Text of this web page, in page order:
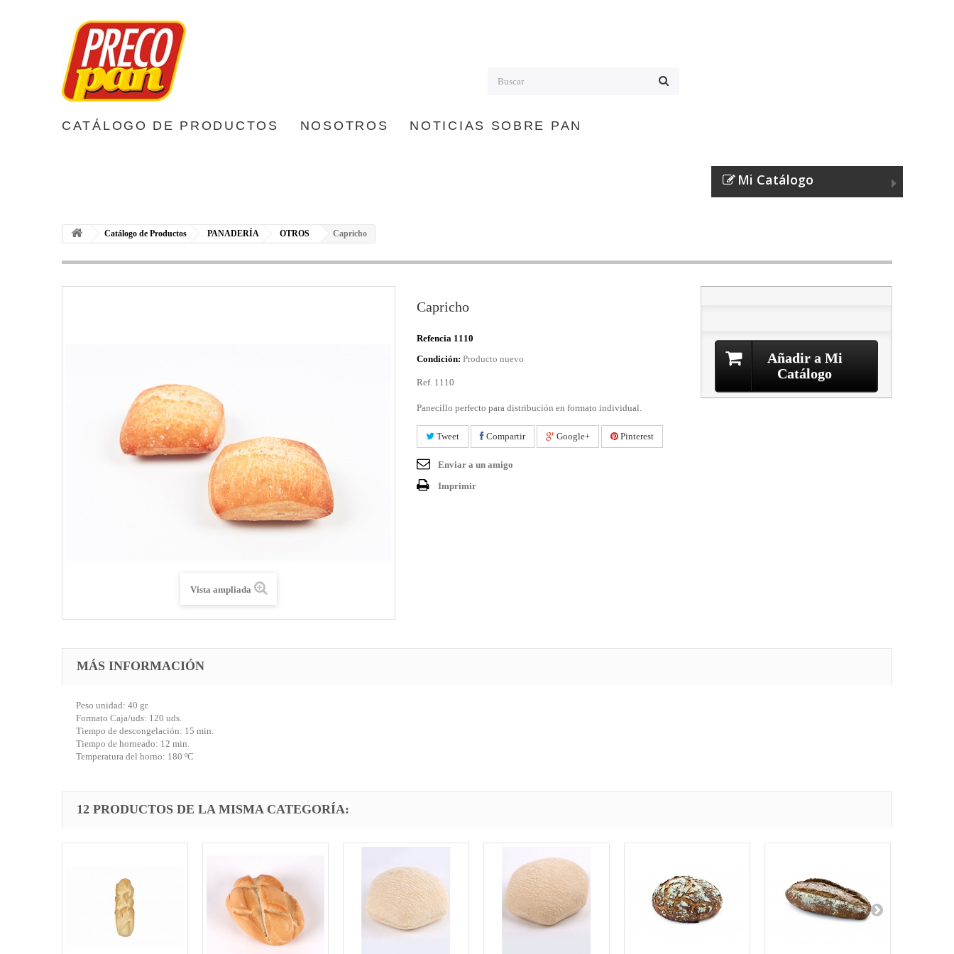
CATÁLOGO DE PRODUCTOS NOSOTROS NOTICIAS SOBRE PAN
Mi Catálogo
Catálogo de Productos PANADERÍA OTROS Capricho
Vista ampliada
Capricho
Refencia 1110
Condición: Producto nuevo
Ref. 1110
Panecillo perfecto para distribución en formato individual.
Tweet Compartir Google+ Pinterest
Enviar a un amigo
Imprimir
Añadir a Mi
Catálogo
MÁS INFORMACIÓN
Peso unidad: 40 gr.
Formato Caja/uds: 120 uds.
Tiempo de descongelación: 15 min.
Tiempo de horneado: 12 min.
Temperatura del horno: 180 ºC
12 PRODUCTOS DE LA MISMA CATEGORÍA: